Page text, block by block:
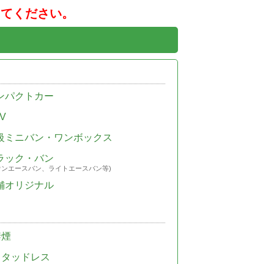
ください。
パクトカー
ミニバン・ワンボックス
ック・バン
エースバン、ライトエースバン等)
オリジナル
ッドレス